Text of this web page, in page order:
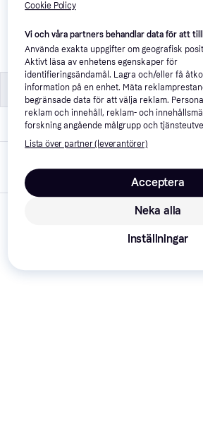
500
2 090 kr
Övrigt Övrigt
Varumärke Stihl
PriceRunner
Cookie Policy
Vi och våra partners behandlar data för att
Använda exakta uppgifter om geografisk
Aktivt läsa av enhetens egenskaper för
identifieringsändamål. Lagra och/eller få
information på en enhet. Mäta
begränsade data för att välja reklam.
reklam och innehåll, reklam- och
forskning angående målgrupp och
Lista över partner (leverantörer)
Neka alla
Acceptera
Inställningar